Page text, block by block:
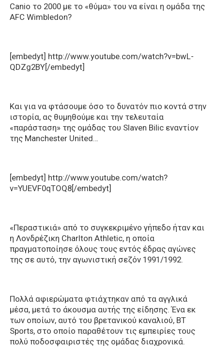
Canio το 2000 με το «θύμα» του να είναι η ομάδα της
AFC Wimbledon?
[embedyt] http://www.youtube.com/watch?v=bwL-
QDZg2BY[/embedyt]
Και για να φτάσουμε όσο το δυνατόν πιο κοντά στην
ιστορία, ας θυμηθούμε και την τελευταία
«παράσταση» της ομάδας του Slaven Bilic εναντίον
της Manchester United…
[embedyt] http://www.youtube.com/watch?
v=YUEVF0qTOQ8[/embedyt]
«Περαστικιά» από το συγκεκριμένο γήπεδο ήταν και
η Λονδρέζικη Charlton Athletic, η οποία
πραγματοποίησε όλους τους εντός έδρας αγώνες
της σε αυτό, την αγωνιστική σεζόν 1991/1992.
Πολλά αφιερώματα φτιάχτηκαν από τα αγγλικά
μέσα, μετά το άκουσμα αυτής της είδησης. Ένα εκ
των οποίων, αυτό του βρετανικού καναλιού, BT
Sports, στο οποίο παραθέτουν τις εμπειρίες τους
πολύ ποδοσφαιριστές της ομάδας διαχρονικά.